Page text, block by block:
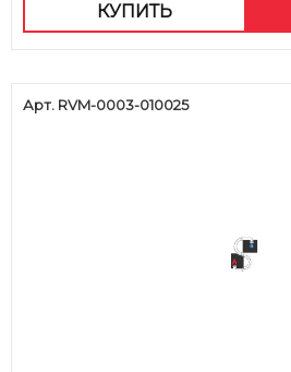
КУПИТЬ
Арт. RVM-0003-010025